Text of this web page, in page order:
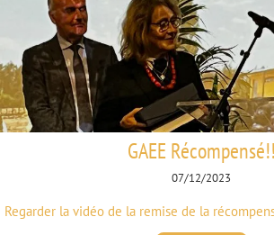
GAEE Récompensé!!
07/12/2023
Regarder la vidéo de la remise de la